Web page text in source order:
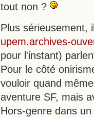
tout non ?
Plus sérieusement,
upem.archives-
pour l'instant)
Pour le côté
vouloir quand
aventure SF, mais
Hors-genre dans